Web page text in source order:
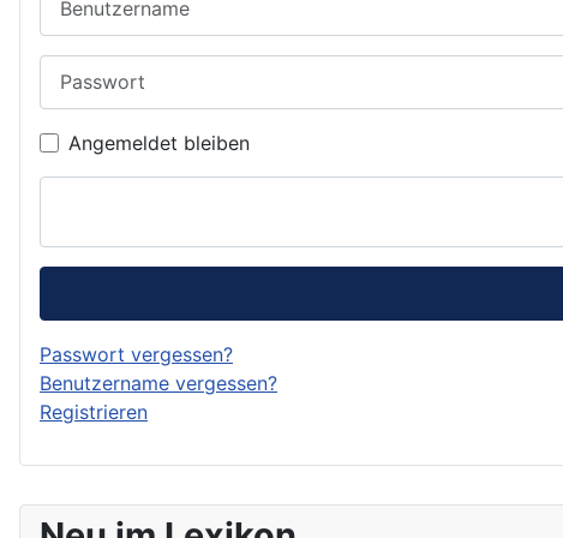
Angemeldet bleiben
Passwort vergessen?
Benutzername vergessen?
Registrieren